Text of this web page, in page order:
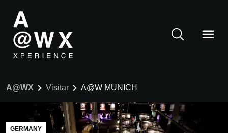
A@WX Visitar A@W MUNICH
GERMANY